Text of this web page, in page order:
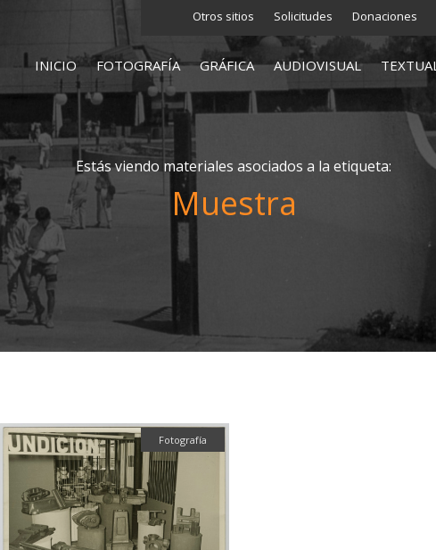
Otros sitios Solicitudes Donaciones
INICIO FOTOGRAFÍA GRÁFICA AUDIOVISUAL
Estás viendo materiales asociados a la etiqueta:
Muestra
Fotografía